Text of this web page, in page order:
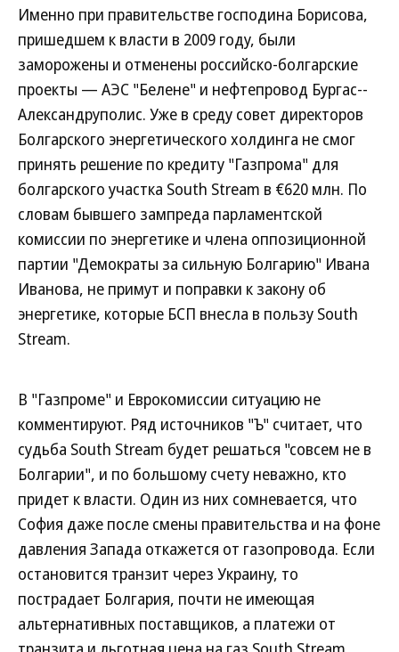
Именно при правительстве господина Борисова,
пришедшем к власти в 2009 году, были
заморожены и отменены российско-болгарские
проекты — АЭС "Белене" и нефтепровод Бургас--
Александруполис. Уже в среду совет директоров
Болгарского энергетического холдинга не смог
принять решение по кредиту "Газпрома" для
болгарского участка South Stream в €620 млн. По
словам бывшего зампреда парламентской
комиссии по энергетике и члена оппозиционной
партии "Демократы за сильную Болгарию" Ивана
Иванова, не примут и поправки к закону об
энергетике, которые БСП внесла в пользу South
Stream.
В "Газпроме" и Еврокомиссии ситуацию не
комментируют. Ряд источников "Ъ" считает, что
судьба South Stream будет решаться "совсем не в
Болгарии", и по большому счету неважно, кто
придет к власти. Один из них сомневается, что
София даже после смены правительства и на фоне
давления Запада откажется от газопровода. Если
остановится транзит через Украину, то
пострадает Болгария, почти не имеющая
альтернативных поставщиков, а платежи от